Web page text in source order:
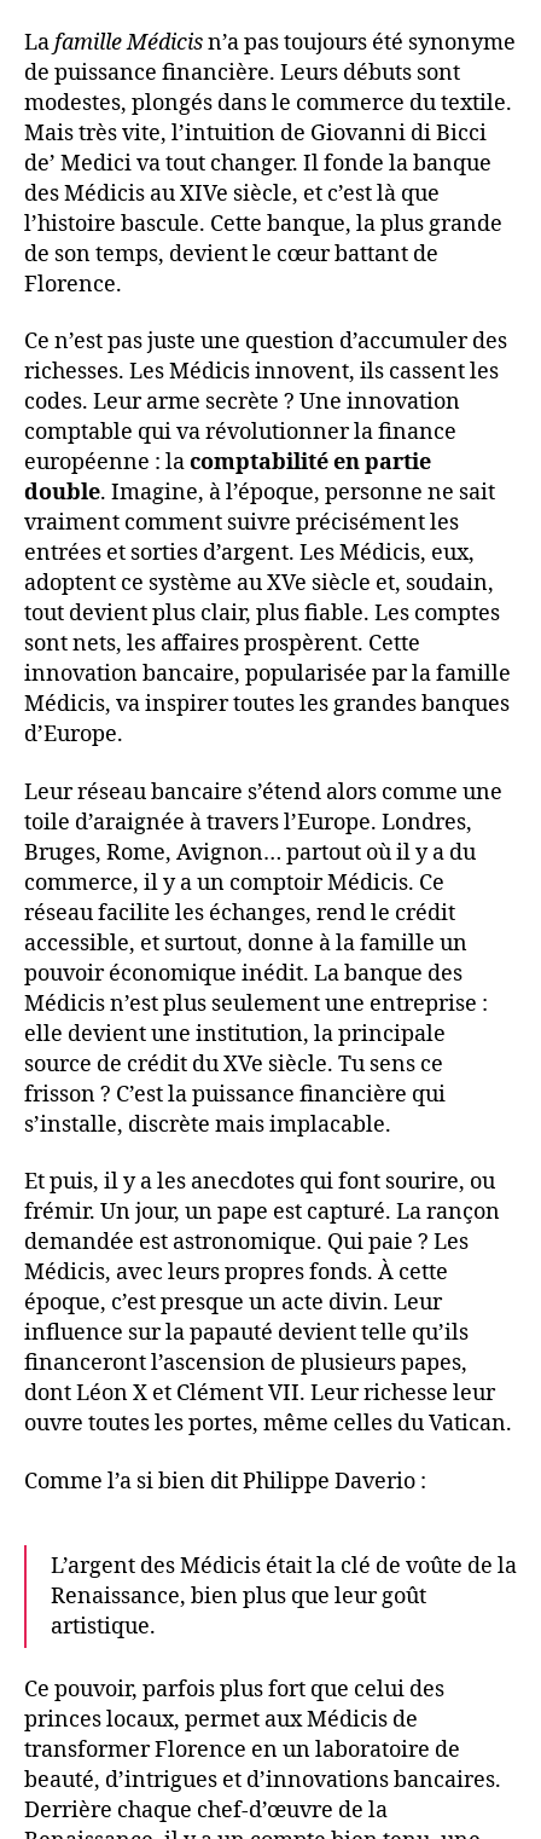
Lafamille Médicisn’a pas toujours été synonyme
de puissance financière. Leurs débuts sont
modestes, plongés dans le commerce du textile.
Mais très vite, l’intuition de Giovanni di Bicci
de’ Medici va tout changer. Il fonde la banque
des Médicis au XIVe siècle, et c’est là que
l’histoire bascule. Cette banque, la plus grande
de son temps, devient le cœur battant de
Florence.
Ce n’est pas juste une question d’accumuler des
richesses. Les Médicis innovent, ils cassent les
codes. Leur arme secrète ? Une innovation
comptable qui va révolutionner la finance
européenne : lacomptabilité en partie
double. Imagine, à l’époque, personne ne sait
vraiment comment suivre précisément les
entrées et sorties d’argent. Les Médicis, eux,
adoptent ce système au XVe siècle et, soudain,
tout devient plus clair, plus fiable. Les comptes
sont nets, les affaires prospèrent. Cette
innovation bancaire, popularisée par la famille
Médicis, va inspirer toutes les grandes banques
d’Europe.
Leur réseau bancaire s’étend alors comme une
toile d’araignée à travers l’Europe. Londres,
Bruges, Rome, Avignon… partout où il y a du
commerce, il y a un comptoir Médicis. Ce
réseau facilite les échanges, rend le crédit
accessible, et surtout, donne à la famille un
pouvoir économique inédit. La banque des
Médicis n’est plus seulement une entreprise :
elle devient une institution, la principale
source de crédit du XVe siècle. Tu sens ce
frisson ? C’est la puissance financière qui
s’installe, discrète mais implacable.
Et puis, il y a les anecdotes qui font sourire, ou
frémir. Un jour, un pape est capturé. La rançon
demandée est astronomique. Qui paie ? Les
Médicis, avec leurs propres fonds. À cette
époque, c’est presque un acte divin. Leur
influence sur la papauté devient telle qu’ils
financeront l’ascension de plusieurs papes,
dont Léon X et Clément VII. Leur richesse leur
ouvre toutes les portes, même celles du Vatican.
Comme l’a si bien dit Philippe Daverio :
L’argent des Médicis était la clé de voûte de la
Renaissance, bien plus que leur goût
artistique.
Ce pouvoir, parfois plus fort que celui des
princes locaux, permet aux Médicis de
transformer Florence en un laboratoire de
beauté, d’intrigues et d’innovations bancaires.
Derrière chaque chef-d’œuvre de la